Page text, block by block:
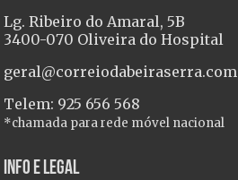
Lg. Ribeiro do Amaral, 5B
3400-070 Oliveira do Hospital
geral@correiodabeiraserra.com
Telem: 925 656 568
*chamada para rede móvel nacional
Info e Legal